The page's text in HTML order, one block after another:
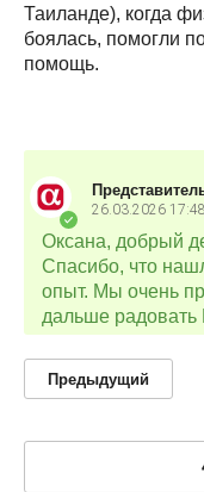
Таиланде), когда
боялась, помогли
помощь.
26.03.2026 17:48
Оксана, добрый
Спасибо, что
опыт. Мы очень
дальше радовать
Предыдущий